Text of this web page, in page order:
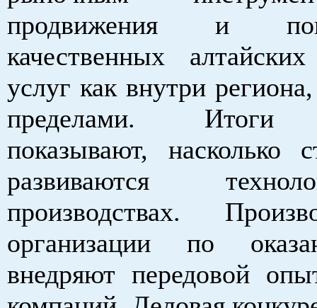
продвижения и
качественных
услуг как внутри
пределами. Итоги
показывают, насколько
развиваются
производствах.
организации по
внедряют передовой